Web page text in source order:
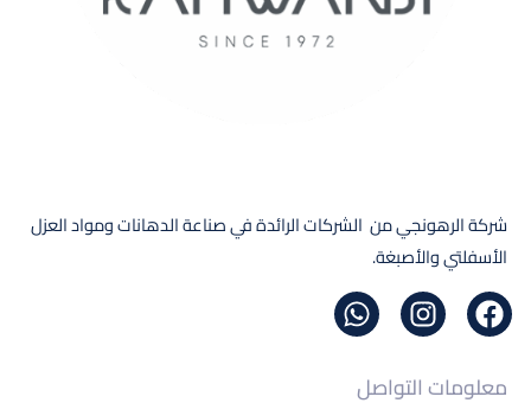
شركة الرهونجي من الشركات الرائدة في صناعة الدهانات ومواد العزل
الأسفلتي والأصبغة.
معلومات التواصل